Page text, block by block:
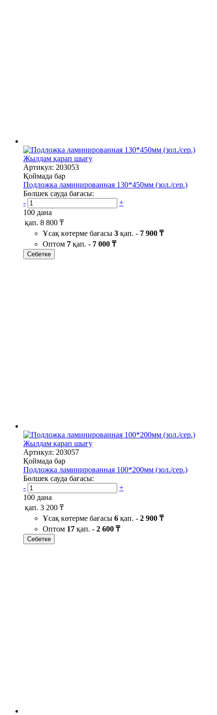
Жылдам қарап шығу
Артикул: 203053
Қоймада бар
Подложка ламинированная 130*450мм (зол./сер.)
Бөлшек сауда бағасы:
-
+
100 дана
қап. 8 800 ₸
Ұсақ көтерме бағасы 3 қап. - 7 900 ₸
Оптом 7 қап. - 7 000 ₸
Себетке
Жылдам қарап шығу
Артикул: 203057
Қоймада бар
Подложка ламинированная 100*200мм (зол./сер.)
Бөлшек сауда бағасы:
-
+
100 дана
қап. 3 200 ₸
Ұсақ көтерме бағасы 6 қап. - 2 900 ₸
Оптом 17 қап. - 2 600 ₸
Себетке